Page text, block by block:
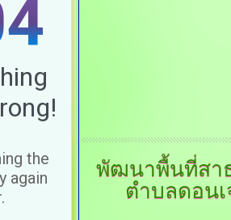
พัฒนาพื้นที่สา
ตำบลดอน